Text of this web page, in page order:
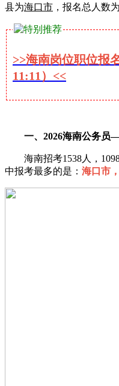
县为海口市 ，报名总人数
>>海南岗位职位报
11:11）<<
一、2026海南公务员
海南招考1538人，1098
中报考最多的是： 海口市